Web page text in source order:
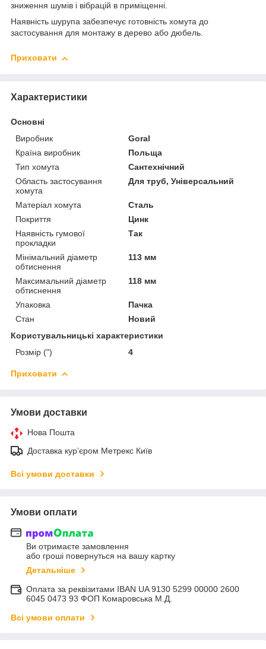
зниження шумів і вібрацій в приміщенні.
Наявність шурупа забезпечує готовність хомута до
застосування для монтажу в дерево або дюбель.
Приховати
Характеристики
Основні
Виробник
Goral
Країна виробник
Польща
Тип хомута
Сантехнічний
Область застосування
хомута
Для труб, Універсальний
Матеріал хомута
Сталь
Покриття
Цинк
Наявність гумової
прокладки
Так
Мінімальний діаметр
обтиснення
113 мм
Максимальний діаметр
обтиснення
118 мм
Упаковка
Пачка
Стан
Новий
Користувальницькі характеристики
Розмір (")
4
Приховати
Умови доставки
Нова Пошта
Доставка курʼєром Метрекс Київ
Всі умови доставки
Умови оплати
Ви отримаєте замовлення
або гроші повернуться на вашу картку
Детальніше
Оплата за реквізитами IBAN UA 9130 5299 00000 2600
6045 0473 93 ФОП Комаровська М.Д.
Всі умови оплати